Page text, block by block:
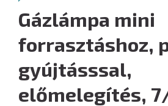
Gázlámpa mini
forrasztáshoz,
gyújtásssal,
előmelegítés,